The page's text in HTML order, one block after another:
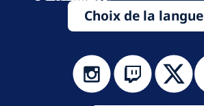
Choix de la langue